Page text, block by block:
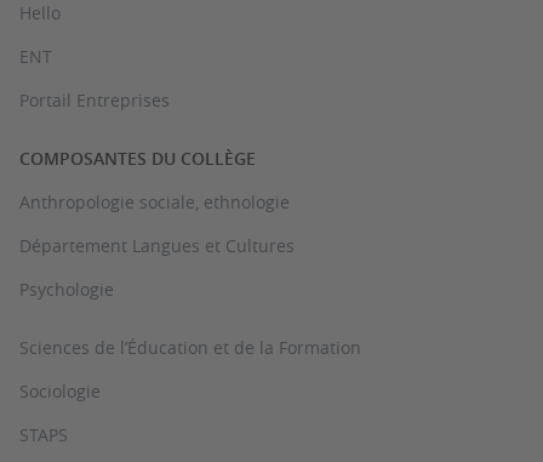
Hello
ENT
Portail Entreprises
COMPOSANTES DU COLLÈGE
Anthropologie sociale, ethnologie
Département Langues et Cultures
Psychologie
Sciences de l’Éducation et de la Formation
Sociologie
STAPS